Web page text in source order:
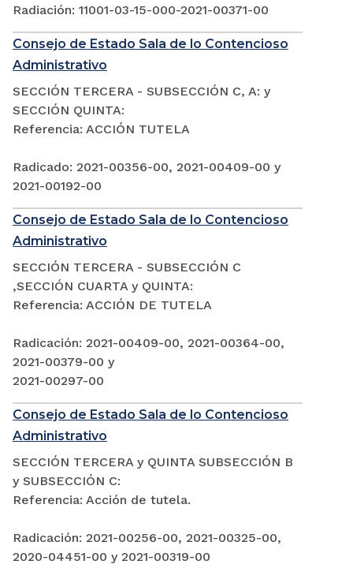
Radiación: 11001-03-15-000-2021-00371-00
Consejo de Estado Sala de lo Contencioso
Administrativo
SECCIÓN TERCERA - SUBSECCIÓN C, A: y
SECCIÓN QUINTA:
Referencia: ACCIÓN TUTELA
Radicado: 2021-00356-00, 2021-00409-00 y
2021-00192-00
Consejo de Estado Sala de lo Contencioso
Administrativo
SECCIÓN TERCERA - SUBSECCIÓN C
,SECCIÓN CUARTA y QUINTA:
Referencia: ACCIÓN DE TUTELA
Radicación: 2021-00409-00, 2021-00364-00,
2021-00379-00 y
2021-00297-00
Consejo de Estado Sala de lo Contencioso
Administrativo
SECCIÓN TERCERA y QUINTA SUBSECCIÓN B
y SUBSECCIÓN C:
Referencia: Acción de tutela.
Radicación: 2021-00256-00, 2021-00325-00,
2020-04451-00 y 2021-00319-00